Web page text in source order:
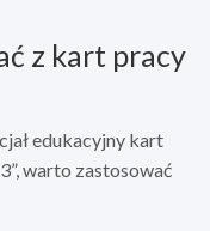
z kart pracy
edukacyjny kart
warto zastosować